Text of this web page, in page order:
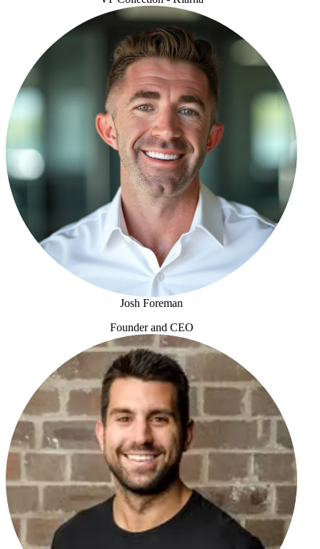
Jan Hansson
Josh Foreman
Founder and CEO
Josh Foreman